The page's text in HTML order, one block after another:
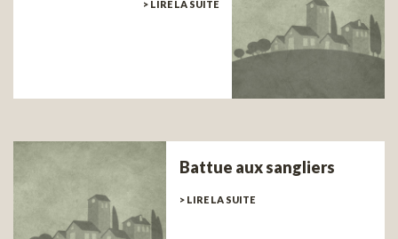
> LIRE LA SUITE
Battue aux sangliers
> LIRE LA SUITE